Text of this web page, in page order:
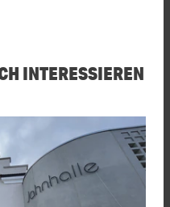
INTERESSIEREN